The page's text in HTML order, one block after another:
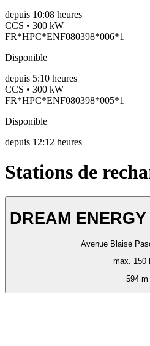
depuis 10:08 heures
CCS • 300 kW
FR*HPC*ENF080398*006*1
Disponible
depuis 5:10 heures
CCS • 300 kW
FR*HPC*ENF080398*005*1
Disponible
depuis 12:12 heures
Stations de
DREAM
Avenue Blaise
max. 150
594 m